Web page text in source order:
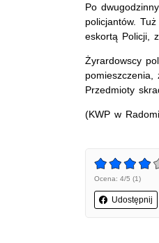
Po
policjantów.
eskortą Policji,
Żyrardowscy
Przedmioty
(KWP w
Ocena: 4/5 (1)
Udostępnij